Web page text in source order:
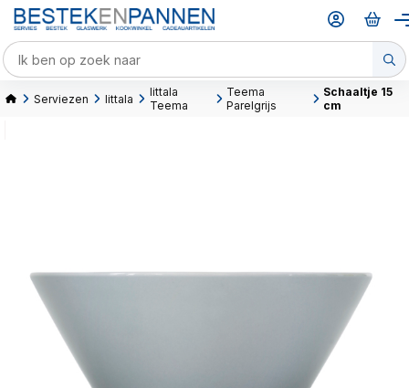
Serviezen Iittala
Iittala
Teema
Teema
Parelgrijs
Schaaltje 15
cm